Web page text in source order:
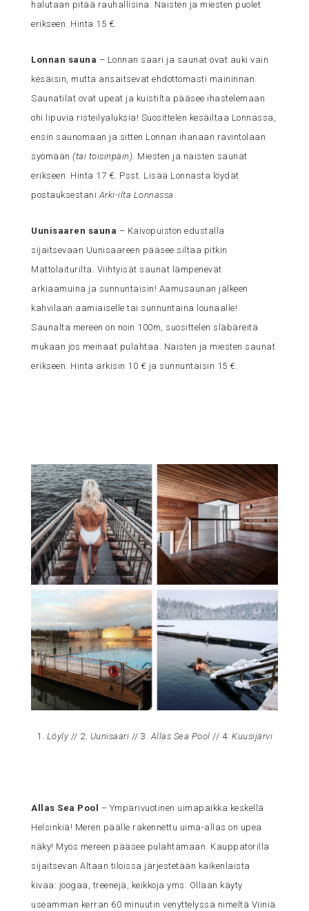
halutaan pitää rauhallisina. Naisten ja miesten puolet
erikseen. Hinta 15 €.
Lonnan sauna – Lonnan saari ja saunat ovat auki vain
kesäisin, mutta ansaitsevat ehdottomasti maininnan.
Saunatilat ovat upeat ja kuistilta pääsee ihastelemaan
ohi lipuvia risteilyaluksia! Suosittelen kesäiltaa Lonnassa,
ensin saunomaan ja sitten Lonnan ihanaan ravintolaan
syömään (tai toisinpäin). Miesten ja naisten saunat
erikseen. Hinta 17 €. Psst. Lisää Lonnasta löydät
postauksestaniArki-ilta Lonnassa .
Uunisaaren sauna – Kaivopuiston edustalla
sijaitsevaan Uunisaareen pääsee siltaa pitkin
Mattolaiturilta. Viihtyisät saunat lämpenevät
arkiaamuina ja sunnuntaisin! Aamusaunan jälkeen
kahvilaan aamiaiselle tai sunnuntaina lounaalle!
Saunalta mereen on noin 100m, suosittelen släbäreitä
mukaan jos meinaat pulahtaa. Naisten ja miesten saunat
erikseen. H inta arkisin 10 € ja sunnuntaisin 15 €.
1. Löyly// 2. Uunisaari // 3.Allas Sea Pool // 4. Kuusijärvi
Allas Sea Pool
– Ympärivuotinen uimapaikka keskellä
Helsinkiä! Meren päälle rakennettu uima-allas on upea
näky! Myös mereen pääsee pulahtamaan. Kauppatorilla
sijaitsevan Altaan tiloissa järjestetään kaikenlaista
kivaa: joogaa, treenejä, keikkoja yms. Ollaan käyty
useamman kerran 60 minuutin venyttelyssä nimeltä Viiniä